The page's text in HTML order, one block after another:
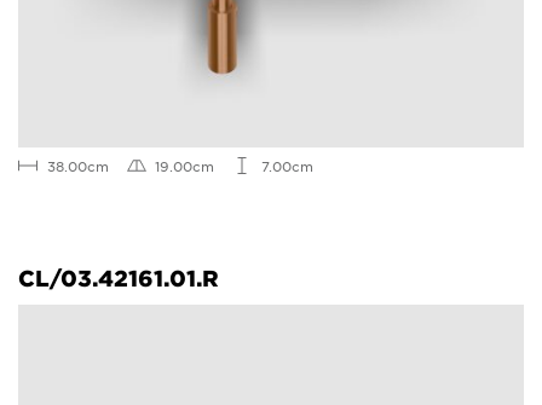
38.00cm 19.00cm 7.00cm
CL/03.42161.01.R